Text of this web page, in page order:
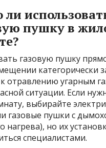
пушку в
газовую пушку
категорически
отравлению угарным
ситуации. Если
выбирайте
газовые пушки с
нагрева), но их
специалистами.